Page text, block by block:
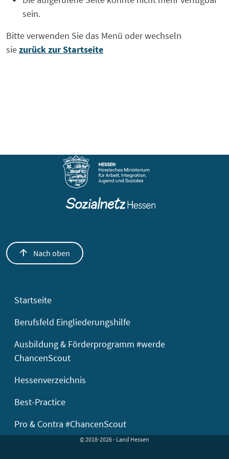
sein.
Bitte verwenden Sie das Menü oder wechseln
siezurück zur Startseite
Startseite
Berufsfeld Eingliederungshilfe
Ausbildung & Förderprogramm #werde
ChancenScout
Hessenverzeichnis
Best-Practice
Pro & Contra #ChancenScout
Nach oben
© 2018-2026 - Land Hessen